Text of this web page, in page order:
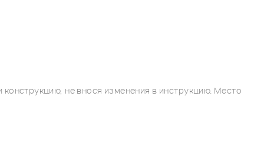
не внося изменения в инструкцию. Место